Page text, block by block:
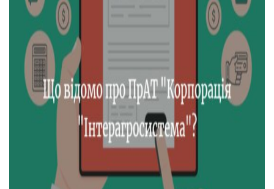
Бюджет
Тендери
Довідник